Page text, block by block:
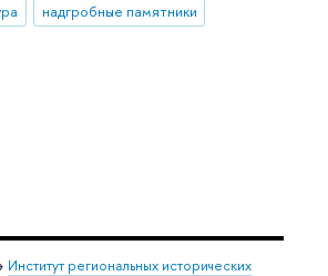
надгробные памятники
Институт региональных исторических